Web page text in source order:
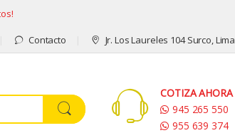
Contacto Jr. Los Laureles 104 Surco, Lima
COTIZA AHORA
945 265 550
955 639 374